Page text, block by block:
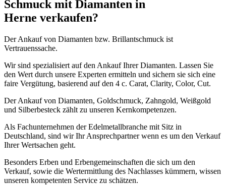
Schmuck mit Diamanten in
Herne verkaufen?
Der Ankauf von Diamanten bzw. Brillantschmuck ist
Vertrauenssache.
Wir sind spezialisiert auf den Ankauf Ihrer Diamanten. Lassen Sie
den Wert durch unsere Experten ermitteln und sichern sie sich eine
faire Vergütung, basierend auf den 4 c. Carat, Clarity, Color, Cut.
Der Ankauf von Diamanten, Goldschmuck, Zahngold, Weißgold
und Silberbesteck zählt zu unseren Kernkompetenzen.
Als Fachunternehmen der Edelmetallbranche mit Sitz in
Deutschland, sind wir Ihr Ansprechpartner wenn es um den Verkauf
Ihrer Wertsachen geht.
Besonders Erben und Erbengemeinschaften die sich um den
Verkauf, sowie die Wertermittlung des Nachlasses kümmern, wissen
unseren kompetenten Service zu schätzen.